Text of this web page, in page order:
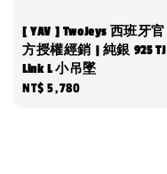
[ YAV ] TwoJeys 西班牙官
方授權經銷 | 純銀 925 TJ
Link L 小吊墜
Regular
NT$ 5,780